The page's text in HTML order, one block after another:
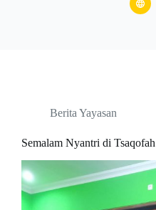
Berita Yayasan
Semalam Nyantri di Tsaqofah